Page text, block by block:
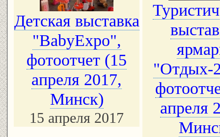
Детская выставка
"BabyExpo",
фотоотчет (15
апреля 2017,
Минск)
15 апреля 2017
"Отдых-
апреля